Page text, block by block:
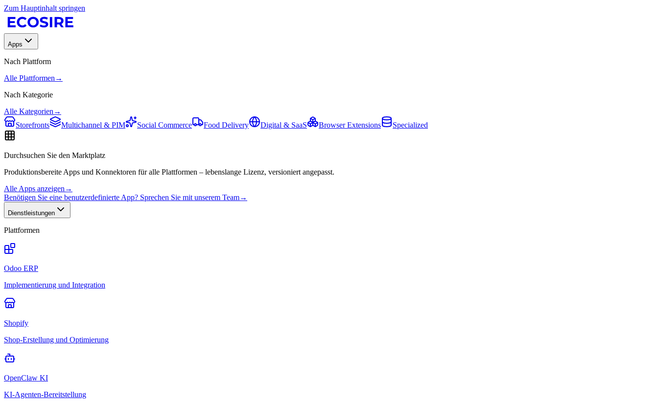
Zum Hauptinhalt springen
Apps
Nach Plattform
Alle Plattformen →
Nach Kategorie
Alle Kategorien →
Storefronts
Multichannel & PIM Social Commerce Food Delivery Digital & SaaS Browser Extensions Specialized
Durchsuchen Sie den Marktplatz
Produktionsbereite Apps und Konnektoren für alle Plattformen – lebenslange Lizenz, versioniert angepasst.
Alle Apps anzeigen →
Benötigen Sie eine benutzerdefinierte App? Sprechen Sie mit unserem Team→
Dienstleistungen
Plattformen
Odoo ERP
Implementierung und Integration
Shopify
Shop-Erstellung und Optimierung
OpenClaw KI
KI-Agenten-Bereitstellung